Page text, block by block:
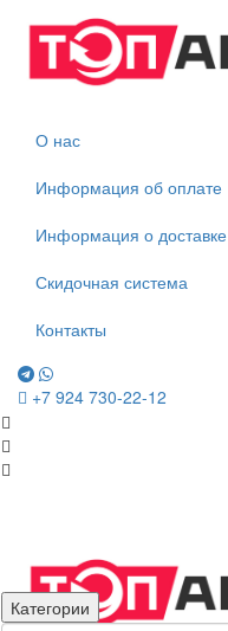
О нас
Информация об оплате
Информация о доставке
Скидочная система
Контакты
+7 924 730-22-12
Категории